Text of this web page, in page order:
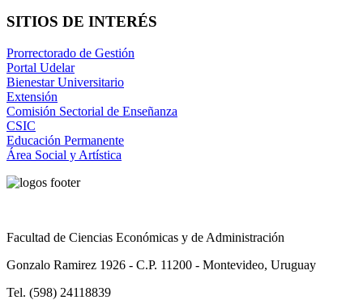
SITIOS DE INTERÉS
Prorrectorado de Gestión
Portal Udelar
Bienestar Universitario
Extensión
Comisión Sectorial de Enseñanza
CSIC
Educación Permanente
Área Social y Artística
Facultad de Ciencias Económicas y de Administración
Gonzalo Ramirez 1926 - C.P. 11200 - Montevideo, Uruguay
Tel. (598) 24118839